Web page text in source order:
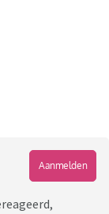
Aanmelden